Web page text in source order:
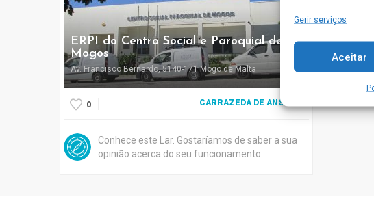
Gerir serviços
Aceitar
ERPI do Centro Social e Paroquial de
Mogos
Av. Francisco Bernardo, 5140-171 Mogo de Malta
0 CARRAZEDA DE ANSIÃES
Conhece este Lar. Gostaríamos de saber a sua
opinião acerca do seu funcionamento